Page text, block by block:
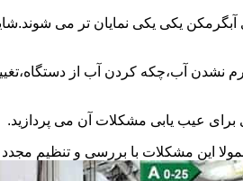
یکی یکی نمایان تر می
آب،چکه کردن آب از
برای عیب یابی مشکلات آن می پردازید.
این مشکلات با بررسی و تنظیم